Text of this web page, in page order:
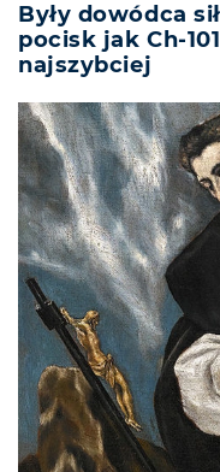
Były dowódca
pocisk jak Ch-
najszybciej